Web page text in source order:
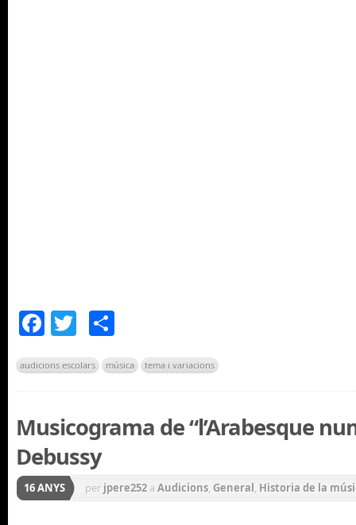
Facebook
Twitter
audicions escolars música tema i variacions
Musicograma de “l’Arabesque
Debussy
16 ANYS per jpere252 a Audicions General Historia de la